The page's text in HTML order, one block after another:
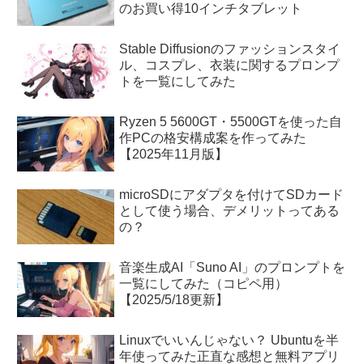
のお買い得10インチタブレット
Stable Diffusionのファッションスタイ
ル、コスプレ、衣装に関するプロンプ
トを一覧にしてみた
Ryzen 5 5600GT・5500GTを使った自
作PCの格安構成案を作ってみた
【2025年11月版】
microSDにアダプタを付けてSDカード
として使う場合、デメリットってある
の？
音楽生成AI「Suno AI」のプロンプトを
一覧にしてみた（コピペ用）
【2025/5/18更新】
Linuxでいいんじゃない？ Ubuntuを半
年使ってみた正直な感想と無料アプリ